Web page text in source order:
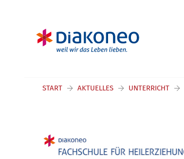
START AKTUELLES UNTERRICHT